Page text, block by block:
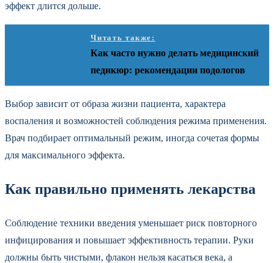
эффект длится дольше.
Читать также:
Как часто нужно делать медицинский
педикюр: рекомендации подологов
Выбор зависит от образа жизни пациента, характера
воспаления и возможностей соблюдения режима применения.
Врач подбирает оптимальный режим, иногда сочетая формы
для максимального эффекта.
Как правильно применять лекарства
Соблюдение техники введения уменьшает риск повторного
инфицирования и повышает эффективность терапии. Руки
должны быть чистыми, флакон нельзя касаться века, а